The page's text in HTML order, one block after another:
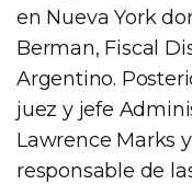
en Nueva York
Berman, Fiscal
Argentino.
juez y jefe
Lawrence Marks
responsable de